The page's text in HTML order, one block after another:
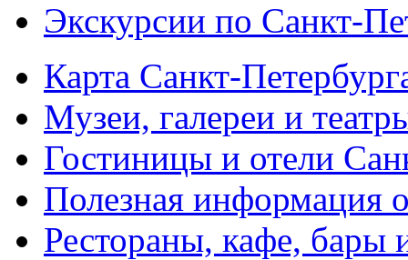
Экскурсии по Санкт-
Карта Санкт-
Музеи, галереи и
Гостиницы и отели
Полезная информация
Рестораны, кафе, бары